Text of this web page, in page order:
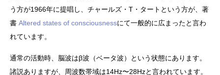
う方が1966年に提唱し、チャールズ・T・タートという方が、著
書 Altered states of consciousnessにて一般的に広まったと言わ
れています。
通常の活動時、脳波はβ波（ベータ波）という状態にあります。
諸説ありますが、周波数帯域は14Hz〜28Hzと言われています。